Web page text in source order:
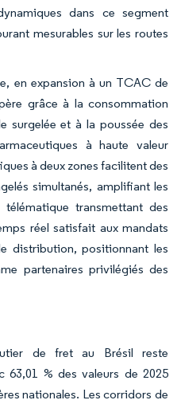
dans ce segment
mesurables sur les routes
en expansion à un TCAC de
grâce à la consommation
surgelée et à la poussée des
à haute valeur
à deux zones facilitent des
simultanés, amplifiant les
transmettant des
réel satisfait aux mandats
distribution, positionnant les
partenaires privilégiés des
de fret au Brésil reste
63,01 % des valeurs de 2025
nationales. Les corridors de